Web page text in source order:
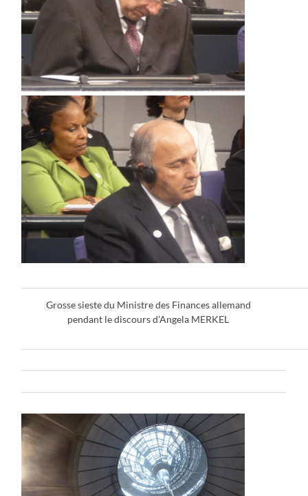
Grosse sieste du Ministre des Finances allemand
pendant le discours d’Angela MERKEL